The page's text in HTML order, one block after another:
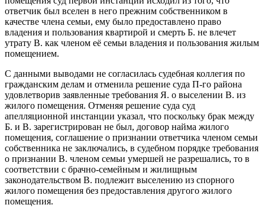
ответчик был вселен в него прежним собственником в
качестве члена семьи, ему было предоставлено право
владения и пользования квартирой и смерть Б. не влечет
утрату В. как членом её семьи владения и пользования жилым
помещением.
С данными выводами не согласилась судебная коллегия по
гражданским делам и отменила решение суда П-го района
удовлетворив заявленные требования Я. о выселении В. из
жилого помещения. Отменяя решение суда суд
апелляционной инстанции указал, что поскольку брак между
Б. и В. зарегистрирован не был, договор найма жилого
помещения, соглашение о признании ответчика членом семьи
собственника не заключались, в судебном порядке требования
о признании В. членом семьи умершей не разрешались, то в
соответствии с брачно-семейным и жилищным
законодательством В. подлежит выселению из спорного
жилого помещения без предоставления другого жилого
помещения.